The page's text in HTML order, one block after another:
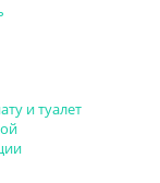
и туалет